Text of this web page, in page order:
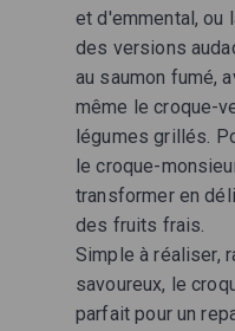
et d'emmental, ou
des versions
au saumon fumé,
même le croque-
légumes grillés.
le croque-
transformer en
des fruits frais.
Simple à réaliser,
savoureux, le
parfait pour un